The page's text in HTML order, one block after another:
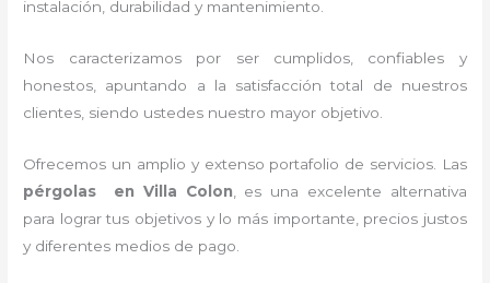
instalación, durabilidad y mantenimiento.
Nos caracterizamos por ser cumplidos, confiables y
honestos, apuntando a la satisfacción total de nuestros
clientes, siendo ustedes nuestro mayor objetivo.
Ofrecemos un amplio y extenso portafolio de servicios. Las
pérgolas en Villa Colon , es una excelente alternativa
para lograr tus objetivos y lo más importante, precios justos
y diferentes medios de pago.